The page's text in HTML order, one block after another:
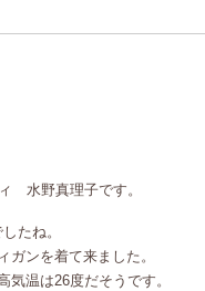
水野真理子です。
たね。
ガンを着て来ました。
温は26度だそうです。